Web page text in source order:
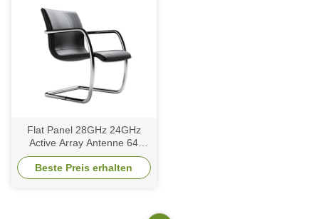
Flat Panel 28GHz 24GHz
Active Array Antenne 64
Element Multi Beam
Erdbedeckung Beamformer
Bodenstation
Beste Preis erhalten